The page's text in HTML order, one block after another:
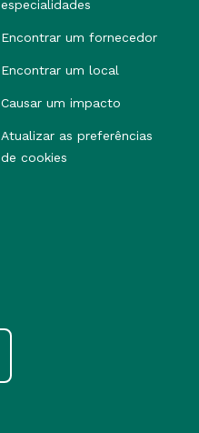
especialidades
Encontrar um fornecedor
Encontrar um local
Causar um impacto
Atualizar as preferências
de cookies